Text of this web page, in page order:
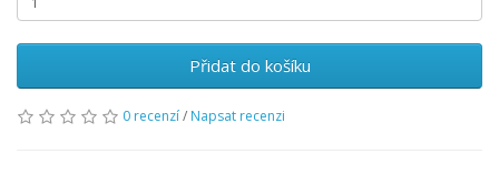
Přidat do košíku
0 recenzí/ Napsat recenzi